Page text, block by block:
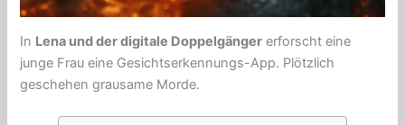
In Lena und der digitale Doppelgänger erforscht eine
junge Frau eine Gesichtserkennungs-App. Plötzlich
geschehen grausame Morde.